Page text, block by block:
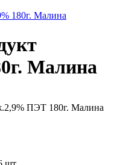
Малина
ПЭТ 180г. Малина